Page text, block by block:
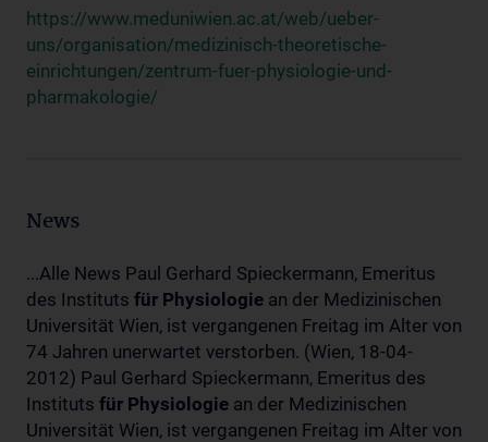
https://www.meduniwien.ac.at/web/ueber-
uns/organisation/medizinisch-theoretische-
einrichtungen/zentrum-fuer-physiologie-und-
pharmakologie/
News
...Alle News Paul Gerhard Spieckermann, Emeritus
des Instituts für Physiologie an der Medizinischen
Universität Wien, ist vergangenen Freitag im Alter von
74 Jahren unerwartet verstorben. (Wien, 18-04-
2012) Paul Gerhard Spieckermann, Emeritus des
Instituts für Physiologie an der Medizinischen
Universität Wien, ist vergangenen Freitag im Alter von